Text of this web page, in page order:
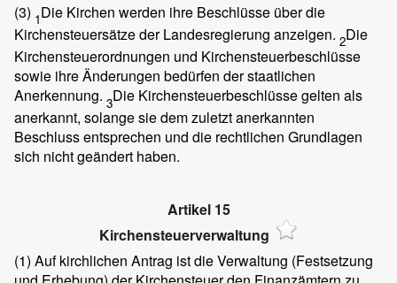
(3) 1Die Kirchen werden ihre Beschlüsse über die
Kirchensteuersätze der Landesregierung anzeigen. 2Die
Kirchensteuerordnungen und Kirchensteuerbeschlüsse
sowie ihre Änderungen bedürfen der staatlichen
Anerkennung. 3Die Kirchensteuerbeschlüsse gelten als
anerkannt, solange sie dem zuletzt anerkannten
Beschluss entsprechen und die rechtlichen Grundlagen
sich nicht geändert haben.
Artikel 15
Kirchensteuerverwaltung
(1) Auf kirchlichen Antrag ist die Verwaltung (Festsetzung